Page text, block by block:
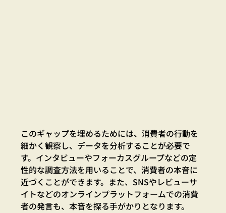
このギャップを埋めるためには、消費者の行動を
細かく観察し、データを分析することが必要で
す。インタビューやフォーカスグループなどの定
性的な調査方法を用いることで、消費者の本音に
近づくことができます。また、SNSやレビューサ
イトなどのオンラインプラットフォームでの消費
者の発言も、本音を探る手がかりとなります。